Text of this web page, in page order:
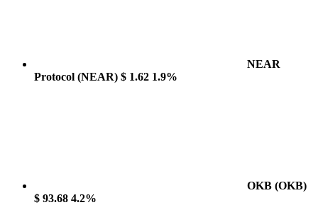
NEAR
Protocol (NEAR) $ 1.62 1.9%
OKB (OKB)
$ 93.68 4.2%